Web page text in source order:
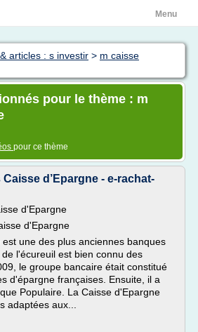
Menu
articles : s investir > m caisse
pour le thème : m
pour ce thème
d’Epargne - e-rachat-
d'Epargne
d'Epargne
une des plus anciennes banques
l'écureuil est bien connu des
le groupe bancaire était constitué
d'épargne françaises. Ensuite, il a
Populaire. La Caisse d'Epargne
adaptées aux...